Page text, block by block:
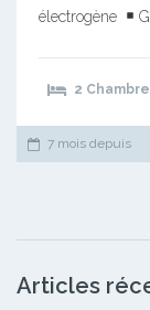
électrogène
2
7 mois depuis
Articles